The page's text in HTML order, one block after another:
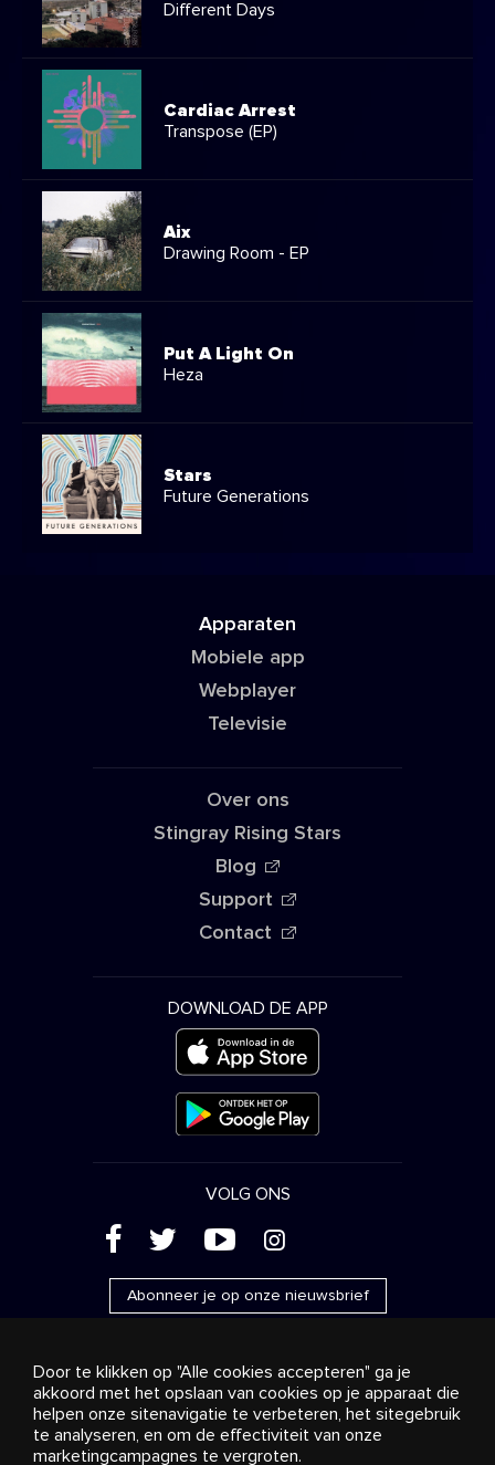
Different Days
Cardiac Arrest
Transpose (EP)
Aix
Drawing Room - EP
Put A Light On
Heza
Stars
Future Generations
Apparaten
Mobiele app
Webplayer
Televisie
Over ons
Stingray Rising Stars
Blog
Support
Contact
DOWNLOAD DE APP
VOLG ONS
( ' + &
Abonneer je op onze nieuwsbrief
Reclame
Streaming en distributie
Consumentenproducten
Bedrijfsoplossingen
Over ons
Cookies settings
Door te klikken op "Alle cookies accepteren" ga je
akkoord met het opslaan van cookies op je apparaat die
helpen onze sitenavigatie te verbeteren, het sitegebruik
te analyseren, en om de effectiviteit van onze
marketingcampagnes te vergroten.